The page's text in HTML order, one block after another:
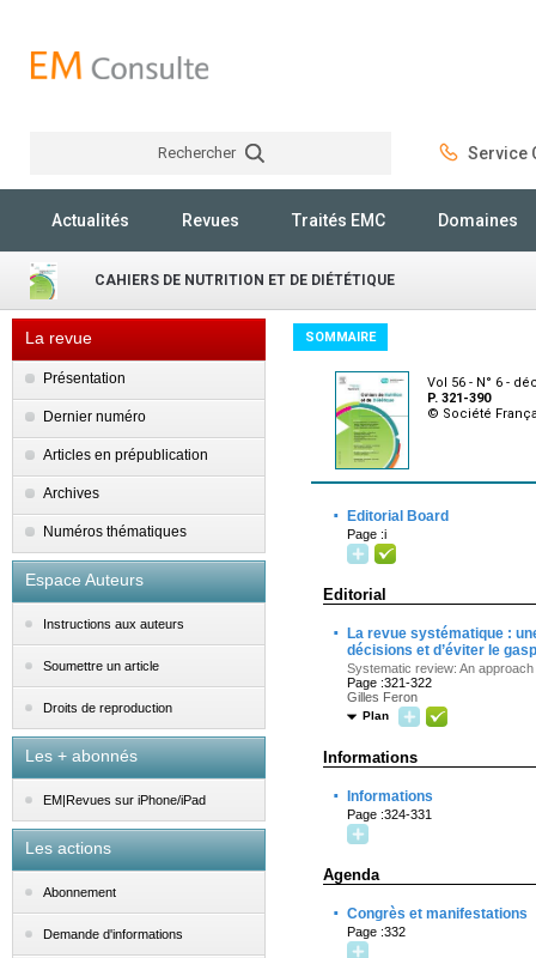
Rechercher Service
Actualités Revues Traités EMC Domaines
CAHIERS DE NUTRITION ET DE DIÉTÉTIQUE
La revue
Présentation
Dernier numéro
Articles en prépublication
Archives
Numéros thématiques
Espace Auteurs
Instructions aux auteurs
Soumettre un article
Droits de reproduction
Les + abonnés
EM|Revues sur iPhone/iPad
Les actions
Abonnement
Demande d'informations
SOMMAIRE
Vol 56 - N° 6 -
P. 321-390
© Société
· Editorial Board
Page :i
Editorial
·
La revue systématique :
décisions et d’éviter le
Systematic review: An
Page :321-322
Gilles Feron
Plan
Informations
· Informations
Page :324-331
Agenda
· Congrès et manifestations
Page :332